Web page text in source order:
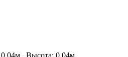
Высота: 0.04м.